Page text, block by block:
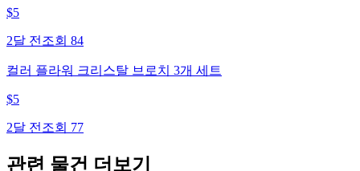
$5
2달 전 조회 84
컬러 플라워 크리스탈 브로치 3개 세트
$5
2달 전 조회 77
관련 물건 더보기